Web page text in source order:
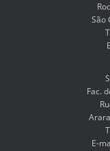
São
Fac.
E-